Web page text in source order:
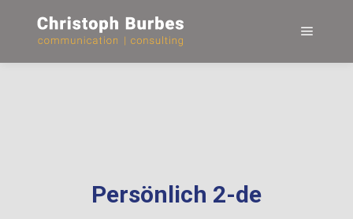
Persönlich 2-de